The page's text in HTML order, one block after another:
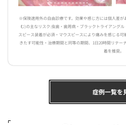
※保険適用外の自由診療です。効果や感じ方には個人差
む)の主なリスク:虫歯・歯周病・ブラックトライアング
スピース装着が必須・マウスピースにより痛みを感じる
きたす可能性・治療期間と同等の期間、1日20時間リテ
着を推奨。
症例一覧を